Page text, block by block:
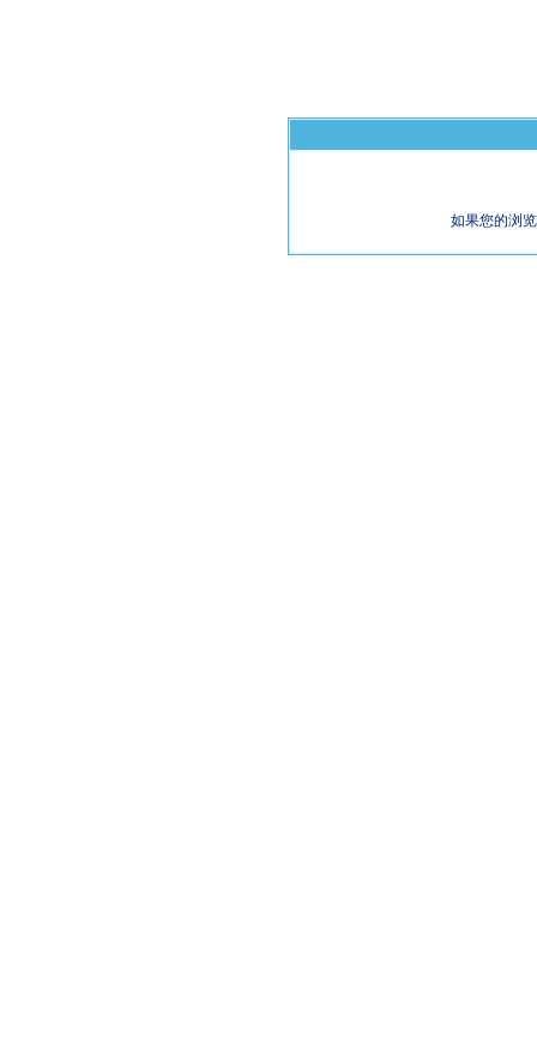
如果您的浏